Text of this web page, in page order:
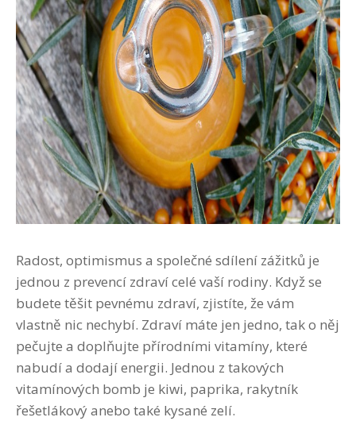
Radost, optimismus a společné sdílení zážitků je
jednou z prevencí zdraví celé vaší rodiny. Když se
budete těšit pevnému zdraví, zjistíte, že vám
vlastně nic nechybí. Zdraví máte jen jedno, tak o něj
pečujte a doplňujte přírodními vitamíny, které
nabudí a dodají energii. Jednou z takových
vitamínových bomb je kiwi, paprika, rakytník
řešetlákový anebo také kysané zelí.